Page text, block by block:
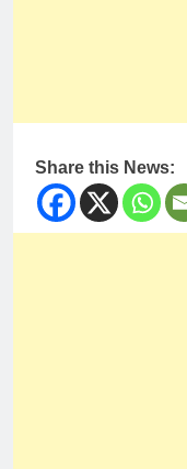
Share this News: